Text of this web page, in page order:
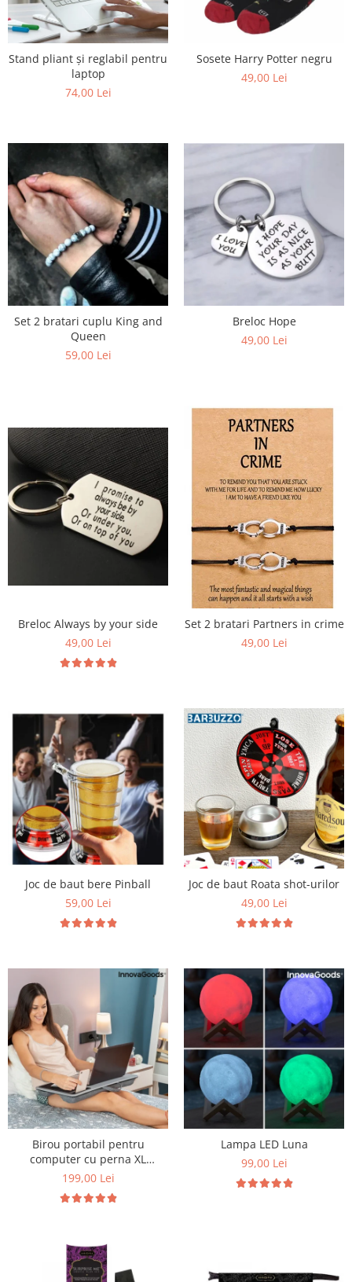
Stand pliant și reglabil pentru
laptop
74,00 Lei
Sosete Harry Potter negru
49,00 Lei
Set 2 bratari cuplu King and
Queen
59,00 Lei
Breloc Hope
49,00 Lei
Breloc Always by your side
49,00 Lei
Set 2 bratari Partners in crime
49,00 Lei
Joc de baut bere Pinball
59,00 Lei
Joc de baut Roata shot-urilor
49,00 Lei
Birou portabil pentru
computer cu perna XL
Deskion
199,00 Lei
Lampa LED Luna
99,00 Lei